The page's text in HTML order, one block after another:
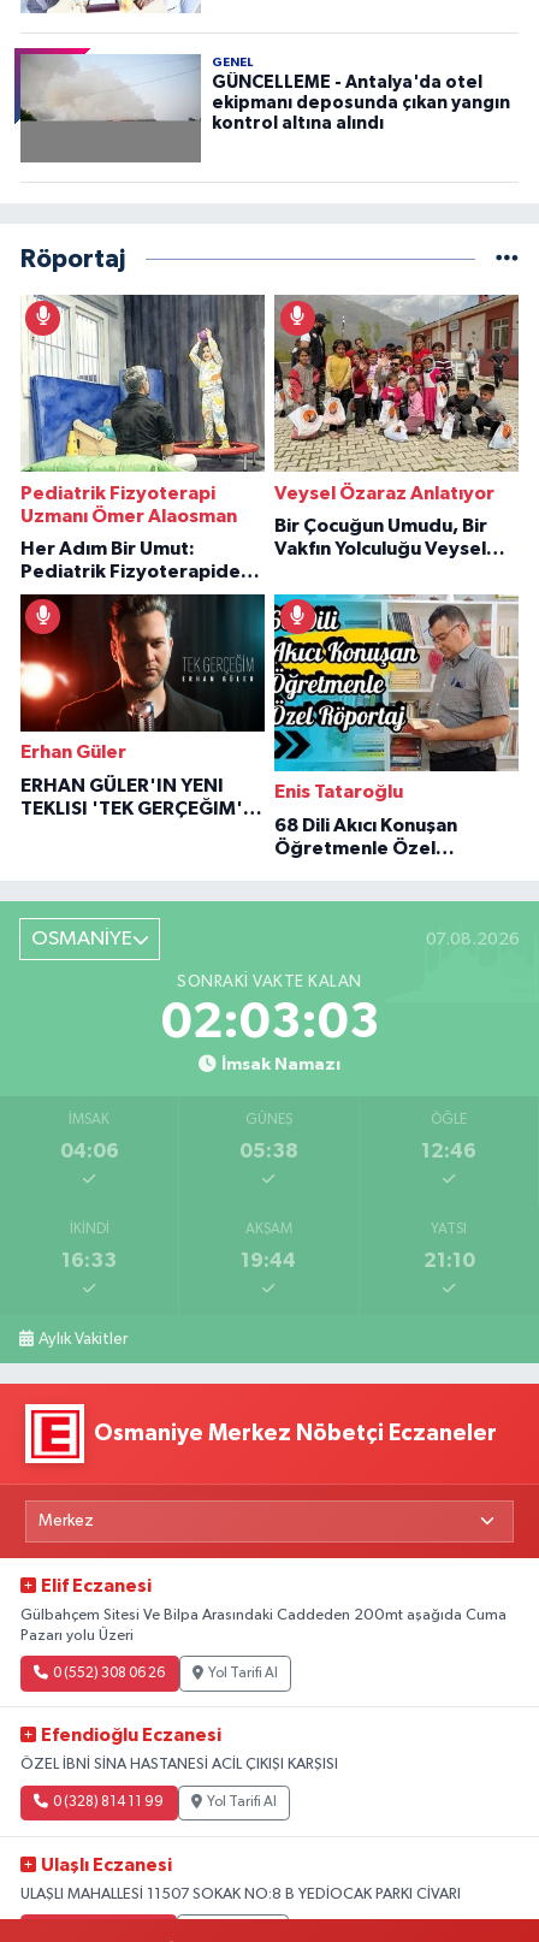
GENEL
GÜNCELLEME - Antalya'da otel
ekipmanı deposunda çıkan yangın
kontrol altına alındı
Röportaj
Pediatrik Fizyoterapi
Uzmanı Ömer Alaosman
Her Adım Bir Umut:
Pediatrik Fizyoterapiden
İlham Veren Hikâyeler
Veysel Özaraz Anlatıyor
Bir Çocuğun Umudu, Bir
Vakfın Yolculuğu Veysel
Erhan Güler
ERHAN GÜLER'IN YENI
TEKLISI 'TEK GERÇEĞIM'LE
Enis Tataroğlu
68 Dili Akıcı Konuşan
Öğretmenle Özel
OSMANİYE 07.08.2026
SONRAKI VAKTE KALAN
02:03:02
İmsak Namazı
İMSAK
04:06
GÜNEŞ
05:38
ÖĞLE
12:46
İKINDI
16:33
AKŞAM
19:44
YATSI
21:10
Aylık Vakitler
Osmaniye Merkez Nöbetçi Eczaneler
Elif Eczanesi
Gülbahçem Sitesi Ve Bilpa Arasındaki Caddeden 200mt aşağıda Cuma
Pazarı yolu Üzeri
0 (552) 308 06 26 Yol Tarifi Al
Efendioğlu Eczanesi
ÖZEL İBNİ SİNA HASTANESİ ACİL ÇIKIŞI KARŞISI
0 (328) 814 11 99 Yol Tarifi Al
Ulaşlı Eczanesi
ULAŞLI MAHALLESİ 11507 SOKAK NO:8 B YEDİOCAK PARKI CİVARI